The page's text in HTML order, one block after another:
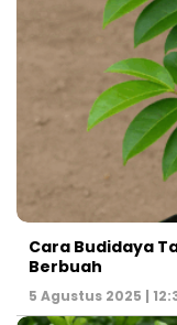
Cara Budidaya
Berbuah
5 Agustus 2025 |